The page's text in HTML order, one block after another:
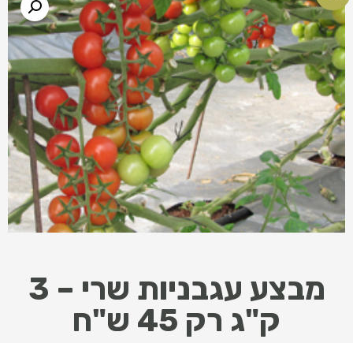
מבצע עגבניות שרי – 3
ק"ג רק 45 ש"ח